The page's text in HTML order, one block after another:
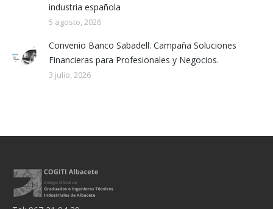
industria española
5 agosto, 2026
Convenio Banco Sabadell. Campaña Soluciones
Financieras para Profesionales y Negocios.
3 julio, 2026